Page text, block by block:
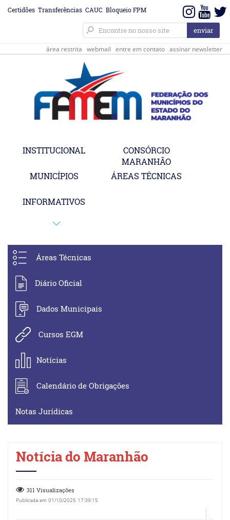
Certidões Transferências CAUC Bloqueio FPM
área restrita webmail entre em contato assinar newsletter
INSTITUCIONAL
CONSÓRCIO
MARANHÃO
MUNICÍPIOS
ÁREAS TÉCNICAS
INFORMATIVOS
Áreas Técnicas
Diário Oficial
Dados Municipais
Cursos EGM
Notícias
Calendário de Obrigações
Notas Jurídicas
Notícia do Maranhão
311 Visualizações
Publicada em 01/10/2025 17:39:15